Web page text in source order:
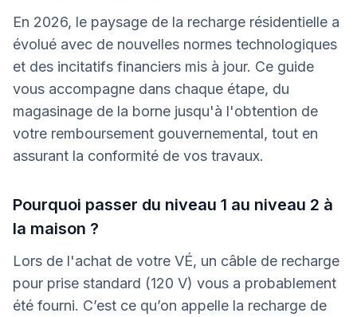
En 2026, le paysage de la recharge résidentielle a
évolué avec de nouvelles normes technologiques
et des incitatifs financiers mis à jour. Ce guide
vous accompagne dans chaque étape, du
magasinage de la borne jusqu'à l'obtention de
votre remboursement gouvernemental, tout en
assurant la conformité de vos travaux.
Pourquoi passer du niveau 1 au niveau 2 à
la maison ?
Lors de l'achat de votre VÉ, un câble de recharge
pour prise standard (120 V) vous a probablement
été fourni. C’est ce qu’on appelle la recharge de